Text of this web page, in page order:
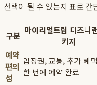
선택이 될 수 있는지 표로 간
구분 마이리얼트립 디즈니
키지
예약
편의
성
입장권, 교통, 추가 혜
한 번에 예약 완료